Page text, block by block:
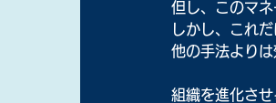
但し、このマ
しかし、これ
他の手法よりは
組織を進化させ